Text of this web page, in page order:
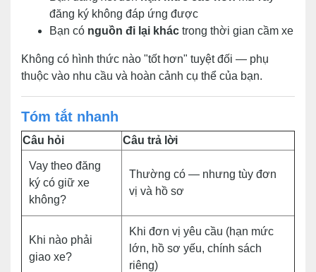
đăng ký không đáp ứng được
Bạn có nguồn đi lại khác trong thời gian cầm xe
Không có hình thức nào "tốt hơn" tuyệt đối — phụ
thuộc vào nhu cầu và hoàn cảnh cụ thể của bạn.
Tóm tắt nhanh
Câu hỏi Câu trả lời
Vay theo đăng
ký có giữ xe
không?
Thường có — nhưng tùy đơn
vị và hồ sơ
Khi nào phải
giao xe?
Khi đơn vị yêu cầu (hạn mức
lớn, hồ sơ yếu, chính sách
riêng)